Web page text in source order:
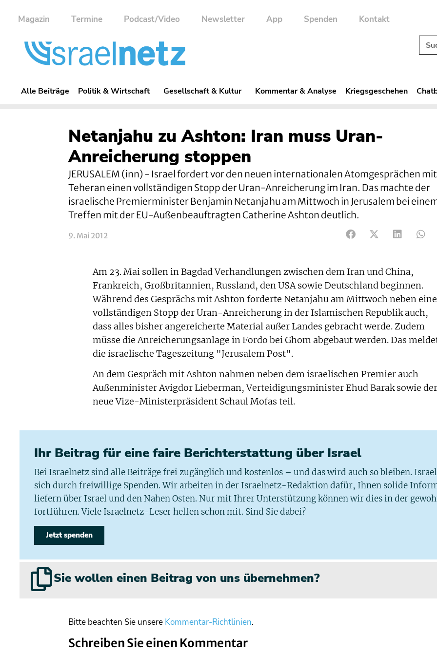
Magazin Termine Podcast/Video Newsletter App Spenden Kontakt
Alle Beiträge Politik & Wirtschaft Gesellschaft & Kultur Kommentar & Analyse Kriegsgeschehen
Netanjahu zu Ashton: Iran muss Uran-
Anreicherung stoppen
JERUSALEM (inn) - Israel fordert vor den neuen internationalen Atomgesprächen mit
Teheran einen vollständigen Stopp der Uran-Anreicherung im Iran. Das machte der
israelische Premierminister Benjamin Netanjahu am Mittwoch in Jerusalem bei
Treffen mit der EU-Außenbeauftragten Catherine Ashton deutlich.
9. Mai 2012
Am 23. Mai sollen in Bagdad Verhandlungen zwischen dem Iran und China,
Frankreich, Großbritannien, Russland, den USA sowie Deutschland beginnen.
Während des Gesprächs mit Ashton forderte Netanjahu am Mittwoch neben
vollständigen Stopp der Uran-Anreicherung in der Islamischen Republik auch,
dass alles bisher angereicherte Material außer Landes gebracht werde. Zudem
müsse die Anreicherungsanlage in Fordo bei Ghom abgebaut werden. Das
die israelische Tageszeitung "Jerusalem Post".
An dem Gespräch mit Ashton nahmen neben dem israelischen Premier auch
Außenminister Avigdor Lieberman, Verteidigungsminister Ehud Barak sowie der
neue Vize-Ministerpräsident Schaul Mofas teil.
Ihr Beitrag für eine faire Berichterstattung über Israel
Bei Israelnetz sind alle Beiträge frei zugänglich und kostenlos – und das wird auch so bleiben.
sich durch freiwillige Spenden. Wir arbeiten in der Israelnetz-Redaktion dafür, Ihnen solide
liefern über Israel und den Nahen Osten. Nur mit Ihrer Unterstützung können wir dies in der
fortführen. Viele Israelnetz-Leser helfen schon mit. Sind Sie dabei?
Jetzt spenden
Sie wollen einen Beitrag von uns übernehmen?
Bitte beachten Sie unsere Kommentar-Richtlinien.
Schreiben Sie einen Kommentar